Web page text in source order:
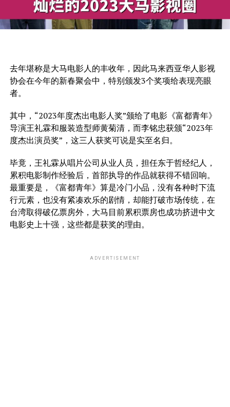
去年堪称是大马电影人的丰收年，因此马来西亚华人影视
协会在今年的新春聚会中，特别颁发3个奖项给表现亮眼
者。
其中，“2023年度杰出电影人奖”颁给了电影《富都青年》
导演王礼霖和服装造型师黄菊清，而李铭忠获颁“2023年
度杰出演员奖”，这三人获奖可说是实至名归。
毕竟，王礼霖从唱片公司从业人员，担任东于哲经纪人，
累积电影制作经验后，首部执导的作品就获得不错回响。
最重要是，《富都青年》算是冷门小品，没有各种时下流
行元素，也没有紧凑欢乐的剧情，却能打破市场传统，在
台湾取得破亿票房外，大马目前累积票房也成功挤进中文
电影史上十强，这些都是获奖的理由。
ADVERTISEMENT